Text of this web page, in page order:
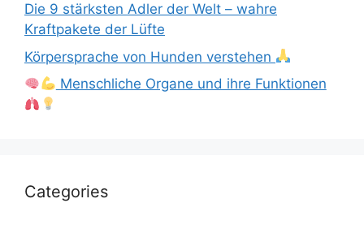
Die 9 stärksten Adler der Welt – wahre
Kraftpakete der Lüfte
Körpersprache von Hunden verstehen
Menschliche Organe und ihre Funktionen
Categories